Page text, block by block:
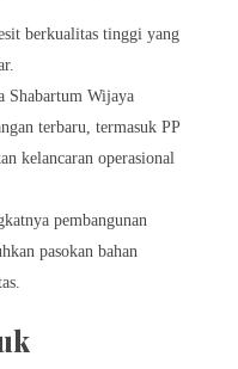
berkualitas tinggi yang
Shabartum Wijaya
terbaru, termasuk PP
kelancaran operasional
pembangunan
pasokan bahan